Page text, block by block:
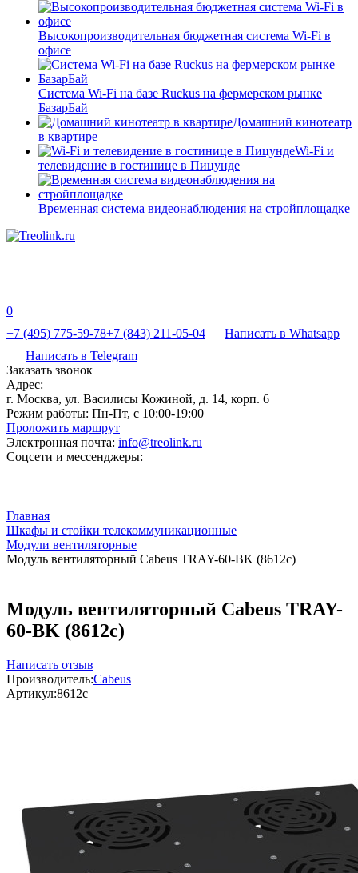
Высокопроизводительная бюджетная система Wi-Fi в
офисе
Система Wi-Fi на базе Ruckus на фермерском рынке
БазарБай
Домашний кинотеатр
в квартире
Wi-Fi и
телевидение в гостинице в Пицунде
Временная система видеонаблюдения на стройплощадке
0
+7 (495) 775-59-78+7 (843) 211-05-04
Написать в Whatsapp
Написать в Telegram
Заказать звонок
Адрес:
г. Москва, ул. Василисы Кожиной, д. 14, корп. 6
Режим работы: Пн-Пт, с 10:00-19:00
Проложить маршрут
Электронная почта: info@treolink.ru
Соцсети и мессенджеры:
Главная
Шкафы и стойки телекоммуникационные
Модули вентиляторные
Модуль вентиляторный Cabeus TRAY-60-BK (8612c)
Модуль вентиляторный Cabeus TRAY-
60-BK (8612c)
Написать отзыв
Производитель:Cabeus
Артикул:8612c